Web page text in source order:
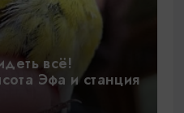
всё!
Эфа и станция